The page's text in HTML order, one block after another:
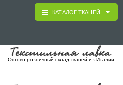
Оптово-розничный склад тканей из Италии
КАТАЛОГ ТКАНЕЙ